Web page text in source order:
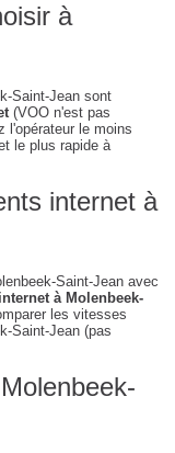
à
Saint-Jean sont
(VOO n'est pas
l'opérateur le moins
le plus rapide à
internet à
Saint-Jean avec
à Molenbeek-
les vitesses
Saint-Jean (pas